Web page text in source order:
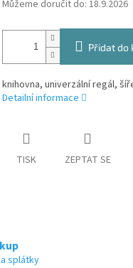
Můžeme doručit do: 18.9.2026
Přidat do
knihovna, univerzální regál,
Detailní informace
TISK ZEPTAT SE
splátky